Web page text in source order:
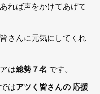
れば声をかけてあげて
さんに元気にしてくれ
は総勢７名 です。
はアツく皆さんの 応援